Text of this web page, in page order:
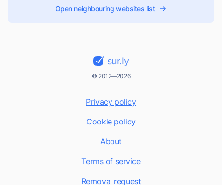
Open neighbouring websites list
sur.ly
© 2012—2026
Privacy policy
Cookie policy
About
Terms of service
Removal request